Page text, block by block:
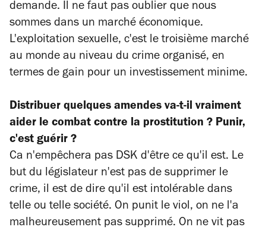
demande. Il ne faut pas oublier que nous
sommes dans un marché économique.
L'exploitation sexuelle, c'est le troisième marché
au monde au niveau du crime organisé, en
termes de gain pour un investissement minime.
Distribuer quelques amendes va-t-il vraiment
aider le combat contre la prostitution ? Punir,
c'est guérir ?
Ca n'empêchera pas DSK d'être ce qu'il est. Le
but du législateur n'est pas de supprimer le
crime, il est de dire qu'il est intolérable dans
telle ou telle société. On punit le viol, on ne l'a
malheureusement pas supprimé. On ne vit pas